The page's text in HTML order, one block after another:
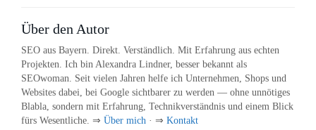
Über den Autor
SEO aus Bayern. Direkt. Verständlich. Mit Erfahrung aus echten
Projekten. Ich bin Alexandra Lindner, besser bekannt als
SEOwoman. Seit vielen Jahren helfe ich Unternehmen, Shops und
Websites dabei, bei Google sichtbarer zu werden — ohne unnötiges
Blabla, sondern mit Erfahrung, Technikverständnis und einem Blick
fürs Wesentliche. ⇒ Über mich · ⇒ Kontakt